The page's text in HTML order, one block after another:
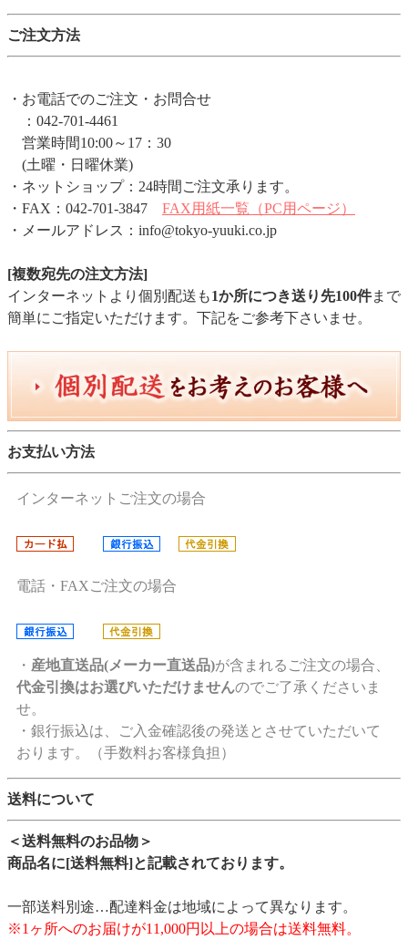
ご注文方法
・お電話でのご注文・お問合せ
：042-701-4461
営業時間10:00～17：30
(土曜・日曜休業)
・ネットショップ：24時間ご注文承ります。
・FAX：042-701-3847 FAX用紙一覧（PC用ページ）
・メールアドレス：info@tokyo-yuuki.co.jp
[複数宛先の注文方法]
インターネットより個別配送も1か所につき送り先100件まで
簡単にご指定いただけます。下記をご参考下さいませ。
お支払い方法
インターネットご注文の場合
電話・FAXご注文の場合
・ 産地直送品(メーカー直送品)が含まれるご注文の場合、
代金引換はお選びいただけませんのでご了承くださいま
せ。
・銀行振込は、ご入金確認後の発送とさせていただいて
おります。（手数料お客様負担）
送料について
＜送料無料のお品物＞
商品名に[送料無料]と記載されております。
一部送料別途…配達料金は地域によって異なります。
※1ヶ所へのお届けが11,000円以上の場合は送料無料。